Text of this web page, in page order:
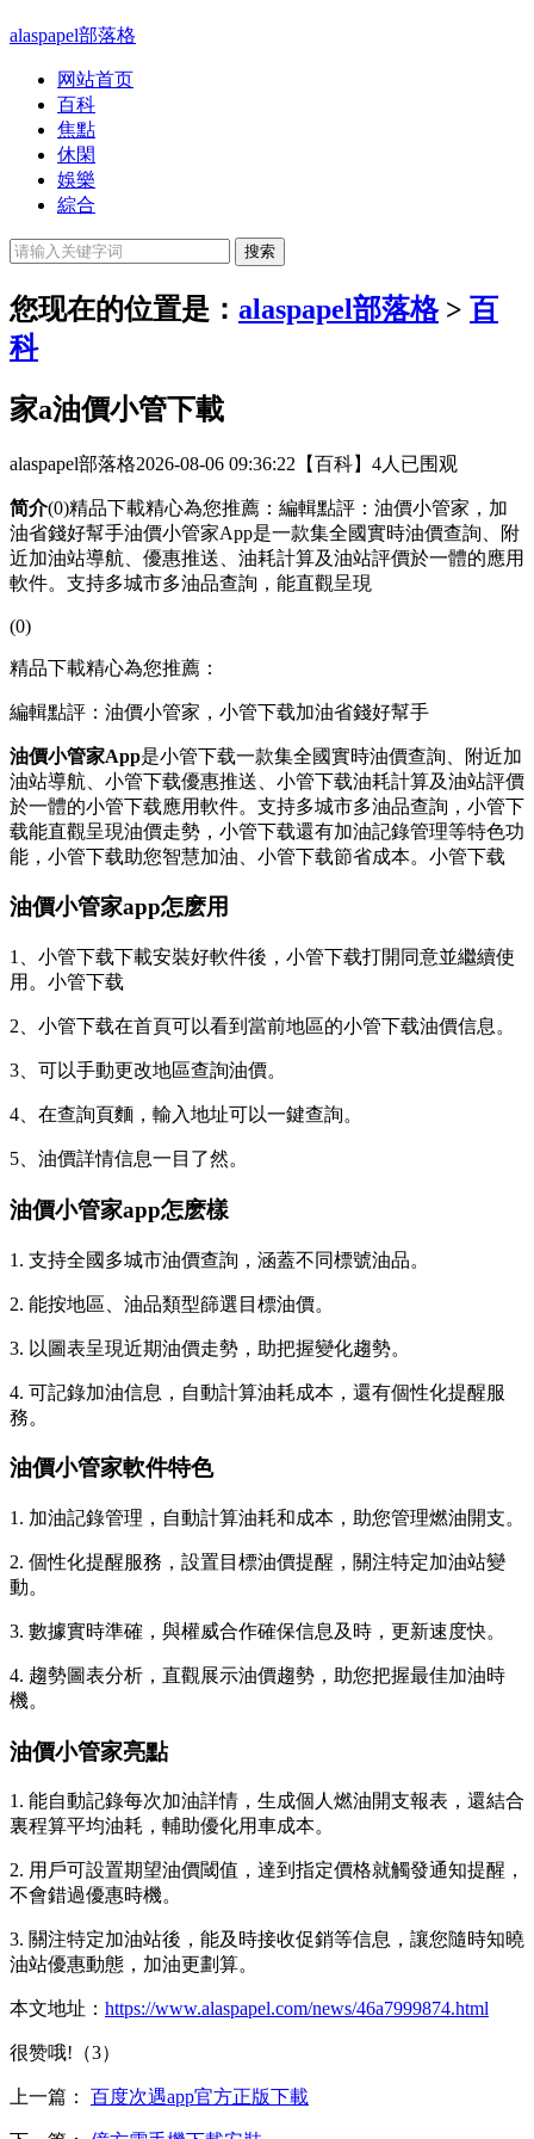
alaspapel部落格
网站首页
百科
焦點
休閑
娛樂
綜合
您现在的位置是： alaspapel部落格> 百
科
家a油價小管下載
alaspapel部落格2026-08-06 09:36:22 【百科】 4人已围观
简介(0)精品下載精心為您推薦：編輯點評：油價小管家，加
油省錢好幫手油價小管家App是一款集全國實時油價查詢、附
近加油站導航、優惠推送、油耗計算及油站評價於一體的應用
軟件。支持多城市多油品查詢，能直觀呈現
(0)
精品下載精心為您推薦：
編輯點評：油價小管家，小管下载加油省錢好幫手
油價小管家App是小管下载一款集全國實時油價查詢、附近加
油站導航、小管下载優惠推送、小管下载油耗計算及油站評價
於一體的小管下载應用軟件。支持多城市多油品查詢，小管下
载能直觀呈現油價走勢，小管下载還有加油記錄管理等特色功
能，小管下载助您智慧加油、小管下载節省成本。小管下载
油價小管家app怎麽用
1、小管下载下載安裝好軟件後，小管下载打開同意並繼續使
用。小管下载
2、小管下载在首頁可以看到當前地區的小管下载油價信息。
3、可以手動更改地區查詢油價。
4、在查詢頁麵，輸入地址可以一鍵查詢。
5、油價詳情信息一目了然。
油價小管家app怎麽樣
1. 支持全國多城市油價查詢，涵蓋不同標號油品。
2. 能按地區、油品類型篩選目標油價。
3. 以圖表呈現近期油價走勢，助把握變化趨勢。
4. 可記錄加油信息，自動計算油耗成本，還有個性化提醒服
務。
油價小管家軟件特色
1. 加油記錄管理，自動計算油耗和成本，助您管理燃油開支。
2. 個性化提醒服務，設置目標油價提醒，關注特定加油站變
動。
3. 數據實時準確，與權威合作確保信息及時，更新速度快。
4. 趨勢圖表分析，直觀展示油價趨勢，助您把握最佳加油時
機。
油價小管家亮點
1. 能自動記錄每次加油詳情，生成個人燃油開支報表，還結合
裏程算平均油耗，輔助優化用車成本。
2. 用戶可設置期望油價閾值，達到指定價格就觸發通知提醒，
不會錯過優惠時機。
3. 關注特定加油站後，能及時接收促銷等信息，讓您隨時知曉
油站優惠動態，加油更劃算。
本文地址： https://www.alaspapel.com/news/46a7999874.html
很赞哦!（3）
上一篇： 百度次遇app官方正版下載